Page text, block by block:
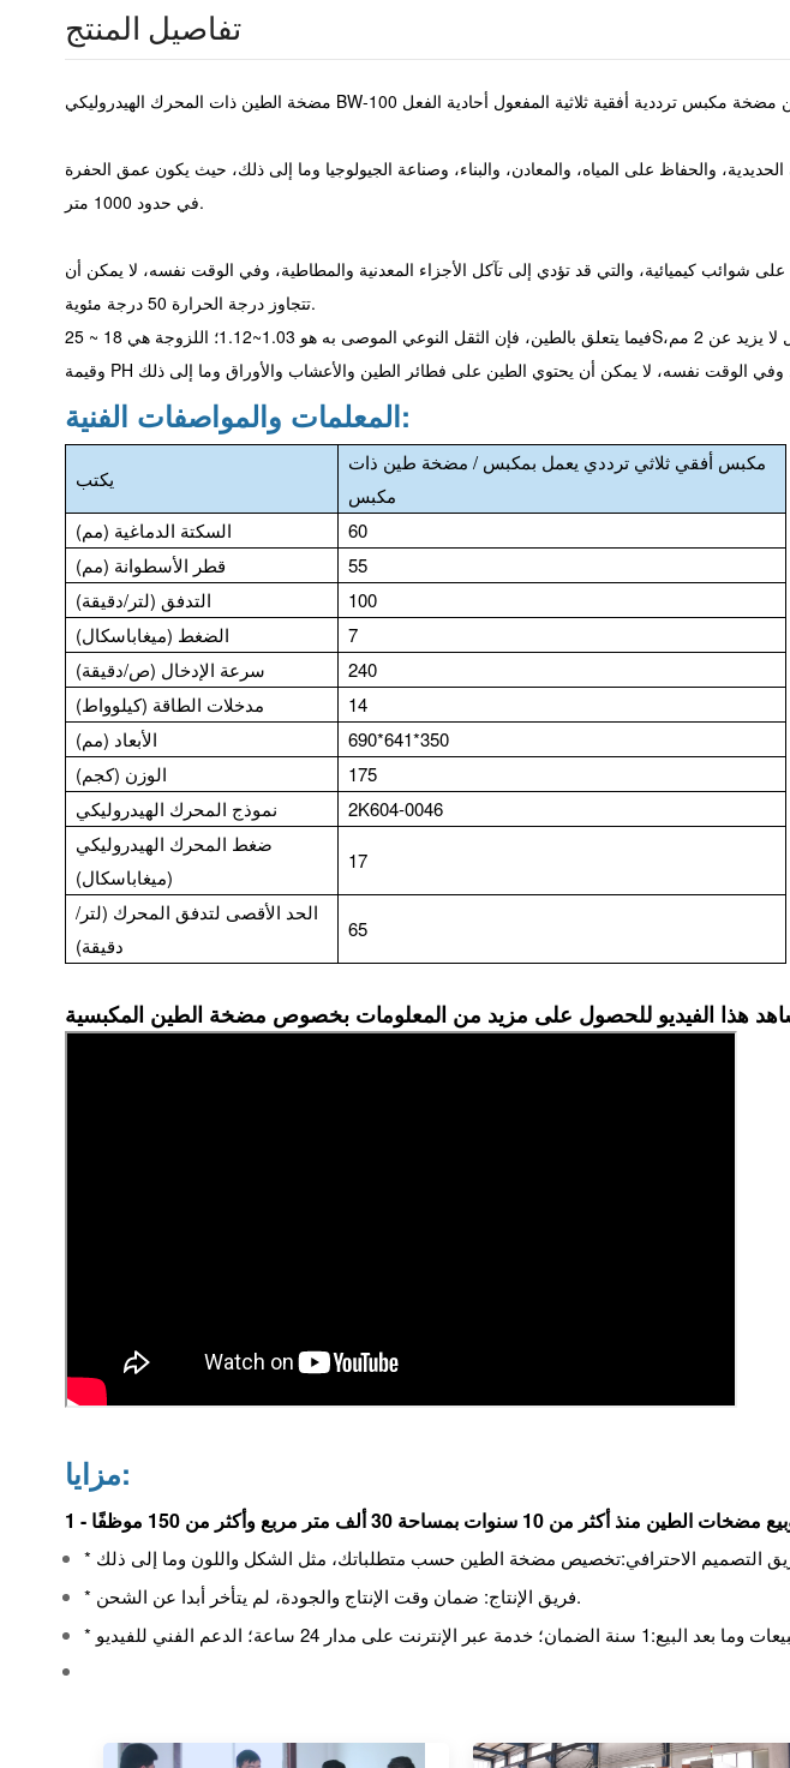
تفاصيل المنتج
والحفاظ على المياه، والمعادن، والبناء، وصناعة الجيولوجيا وما إلى ذلك، حيث يكون عمق الحفرة
في حدود 1000 متر.
شوائب كيميائية، والتي قد تؤدي إلى تآكل الأجزاء المعدنية والمطاطية، وفي الوقت نفسه، لا يمكن أن
تتجاوز درجة الحرارة 50 درجة مئوية.
فيما يتعلق بالطين، فإن الثقل النوعي الموصى به هو 1.03~1.12؛ اللزوجة هي 18 ~ 25S؛ محتوى الرمل لا يزيد عن 4%؛ الحد الأقصى لقطر الرمل لا يزيد عن 2 مم،
المعلمات والمواصفات الفنية:
يكتب
مكبس أفقي ثلاثي ترددي يعمل بمكبس / مضخة طين ذات
مكبس
السكتة الدماغية (مم)
60
قطر الأسطوانة (مم)
55
التدفق (لتر/دقيقة)
100
الضغط (ميغاباسكال)
7
سرعة الإدخال (ص/دقيقة)
240
مدخلات الطاقة (كيلوواط)
14
الأبعاد (مم)
690*641*350
الوزن (كجم)
175
نموذج المحرك الهيدروليكي
2K604-0046
ضغط المحرك الهيدروليكي
(ميغاباسكال)
17
الحد الأقصى لتدفق المحرك (لتر/
دقيقة)
65
مزايا:
التصميم الاحترافي:
* فريق الإنتاج: ضمانوقت الإنتاج والجودة، لم يتأخر أبدا عن الشحن.
وما بعد البيع: